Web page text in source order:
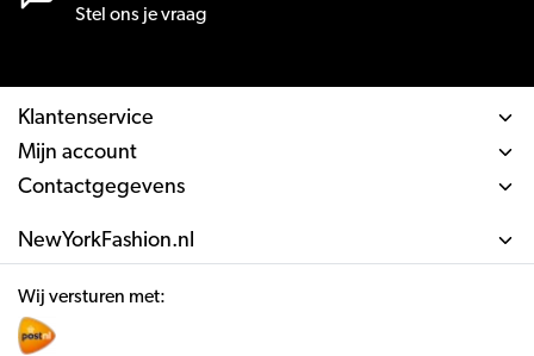
Stel ons je vraag
Klantenservice
Mijn account
Contactgegevens
NewYorkFashion.nl
Wij versturen met: